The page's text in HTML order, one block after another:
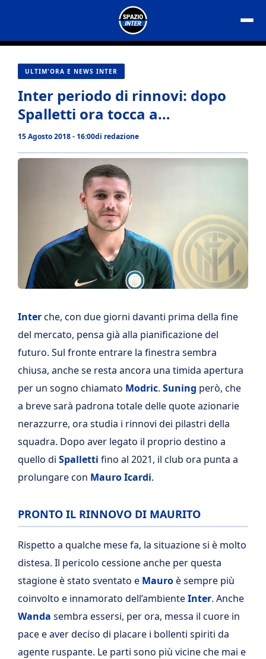
contenuto
ULTIM'ORA E NEWS INTER
Inter periodo di rinnovi: dopo
Spalletti ora tocca a…
15 Agosto 2018 - 16:00di redazione
Interche, con due giorni davanti prima della fine
del mercato, pensa già alla pianificazione del
futuro. Sul fronte entrare la finestra sembra
chiusa, anche se resta ancora una timida apertura
per un sogno chiamato Modric. Suning però, che
a breve sarà padrona totale delle quote azionarie
nerazzurre, ora studia i rinnovi dei pilastri della
squadra. Dopo aver legato il proprio destino a
quello di Spalletti fino al 2021, il club ora punta a
prolungare con Mauro Icardi.
PRONTO IL RINNOVO DI MAURITO
Rispetto a qualche mese fa, la situazione si è molto
distesa. Il pericolo cessione anche per questa
stagione è stato sventato e Mauroè sempre più
coinvolto e innamorato dell’ambienteInter. Anche
Wanda sembra essersi, per ora, messa il cuore in
pace e aver deciso di placare i bollenti spiriti da
agente ruspante. Le parti sono più vicine che mai e